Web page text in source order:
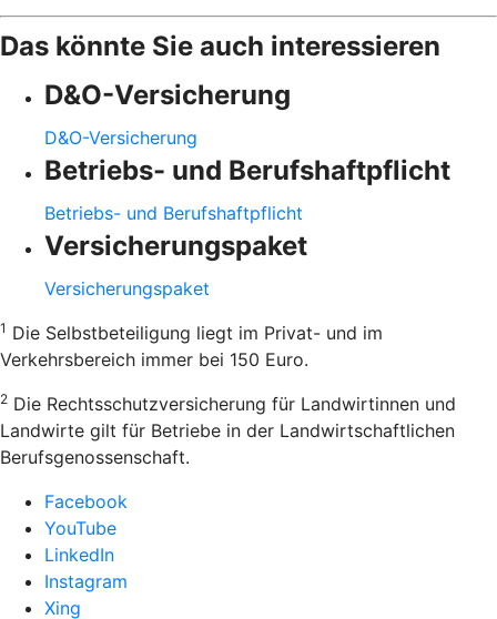
Das könnte Sie auch interessieren
D&O-Versicherung
D&O-Versicherung
Betriebs- und Berufshaftpflicht
Betriebs- und Berufshaftpflicht
Versicherungspaket
Versicherungspaket
1 Die Selbstbeteiligung liegt im Privat- und im
Verkehrsbereich immer bei 150 Euro.
2 Die Rechtsschutzversicherung für Landwirtinnen und
Landwirte gilt für Betriebe in der Landwirtschaftlichen
Berufsgenossenschaft.
Facebook
YouTube
LinkedIn
Instagram
Xing